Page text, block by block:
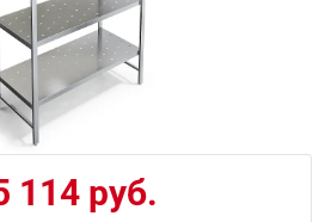
114 руб.